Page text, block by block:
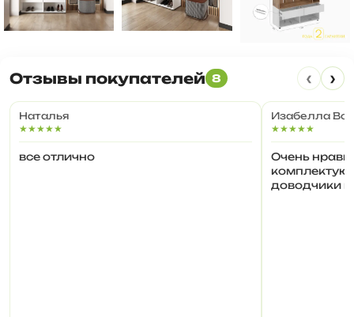
Отзывы покупателей 8 ‹ ›
Наталья
★★★★★
все отлично
Изабелла
★★★★★
Очень
доводчики и